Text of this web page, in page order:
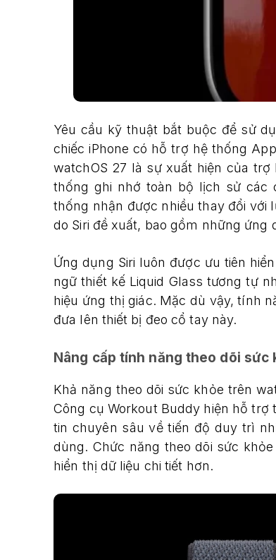
Yêu cầu kỹ thuật bắt buộc để sử
chiếc iPhone có hỗ trợ hệ thống
watchOS 27 là sự xuất hiện của
thống ghi nhớ toàn bộ lịch sử các
thống nhận được nhiều thay đổi với
do Siri đề xuất, bao gồm những
Ứng dụng Siri luôn được ưu tiên
ngữ thiết kế Liquid Glass tương tự
hiệu ứng thị giác. Mặc dù vậy, tính
đưa lên thiết bị đeo cổ tay này.
Nâng cấp tính năng theo dõi sức
Khả năng theo dõi sức khỏe trên
Công cụ Workout Buddy hiện hỗ
tin chuyên sâu về tiến độ duy trì
dùng. Chức năng theo dõi sức
hiển thị dữ liệu chi tiết hơn.